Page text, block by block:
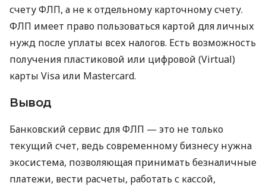
счету ФЛП, а не к отдельному карточному счету.
ФЛП имеет право пользоваться картой для личных
нужд после уплаты всех налогов. Есть возможность
получения пластиковой или цифровой (Virtual)
карты Visa или Mastercard.
Вывод
Банковский сервис для ФЛП — это не только
текущий счет, ведь современному бизнесу нужна
экосистема, позволяющая принимать безналичные
платежи, вести расчеты, работать с кассой,